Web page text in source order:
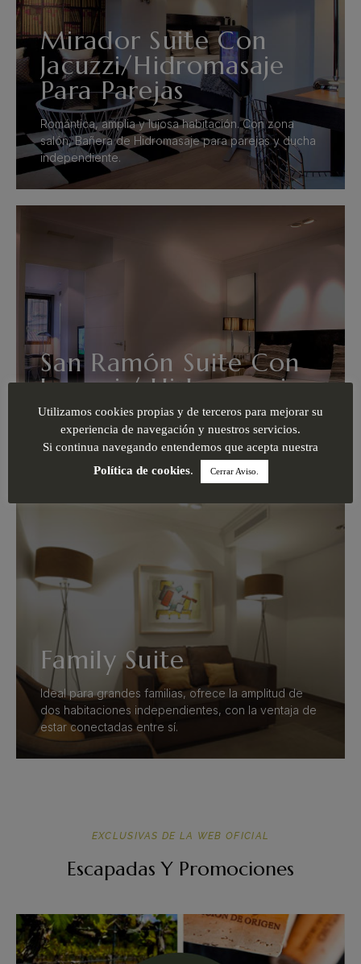
Mirador Suite Con
Jacuzzi/Hidromasaje
Para Parejas
Romántica, amplia y lujosa habitación. Con zona
salón, Bañera de Hidromasaje para parejas y ducha
independiente.
VER MÁS
San Ramón Suite Con
Jacuzzi / Hidromasaje
Cama Extra Grande tamaño King Size Baño principal
con jacuzzi redondo para parejas y ducha con jets
de masaje
Family Suite
Ideal para grandes familias, ofrece la amplitud de
dos habitaciones independientes, con la ventaja de
estar conectadas entre sí.
VER MÁS
EXCLUSIVAS DE LA WEB OFICIAL
Escapadas Y Promociones
Utilizamos cookies propias y de terceros para mejorar su
experiencia de navegación y nuestros servicios.
Si continua navegando entendemos que acepta nuestra
Política de cookies. Cerrar Aviso.